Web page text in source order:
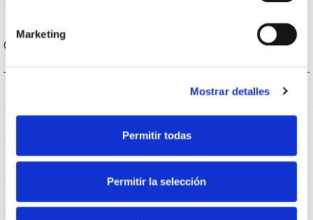
Marketing
Mostrar detalles
Permitir todas
Permitir la selección
Carcasa y Acabado
AL-BR
IP Índice de estanqueidad IP20